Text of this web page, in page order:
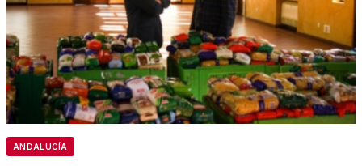
ANDALUCÍA